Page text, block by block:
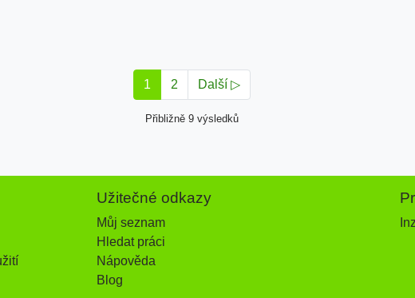
1 2 Další ▷
Přibližně 9 výsledků
Užitečné odkazy
Můj seznam
Hledat práci
Nápověda
Blog